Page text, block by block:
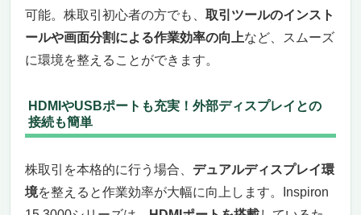
可能。株取引初心者の方でも、 取引ツールのインスト
ールや画面分割による作業効率の向上など、スムーズ
に環境を整えることができます。
HDMIやUSBポートも充実！外部ディスプレイとの
接続も簡単
株取引を本格的に行う場合、 デュアルディスプレイ環
境を整えると作業効率が大幅に向上します。Inspiron